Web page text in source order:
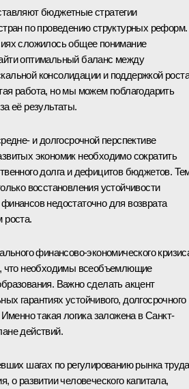
бюджетные стратегии
по проведению структурных реформ.
сложилось общее понимание
оптимальный баланс между
консолидации и поддержкой
работа, но мы можем поблагодарить
её результаты.
и долгосрочной перспективе
экономик необходимо сократить
долга и дефицитов бюджетов.
восстановления устойчивости
недостаточно для возврата
роста.
финансово-экономического
что необходимы всеобъемлющие
Важно сделать акцент
гарантиях устойчивого, долгосрочного
такая логика заложена в Санкт-
действий.
шагах по регулированию рынка труда
о развитии человеческого капитала,